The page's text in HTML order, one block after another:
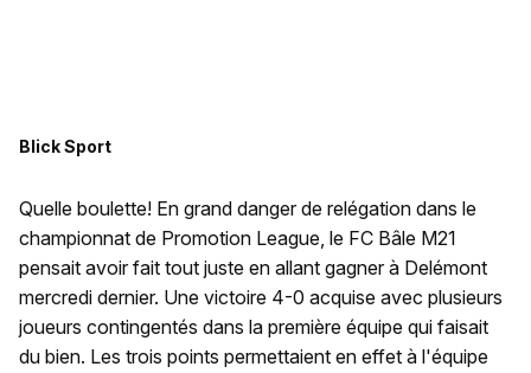
Blick Sport
Quelle boulette! En grand danger de relégation dans le
championnat de Promotion League, le FC Bâle M21
pensait avoir fait tout juste en allant gagner à Delémont
mercredi dernier. Une victoire 4-0 acquise avec plusieurs
joueurs contingentés dans la première équipe qui faisait
du bien. Les trois points permettaient en effet à l'équipe